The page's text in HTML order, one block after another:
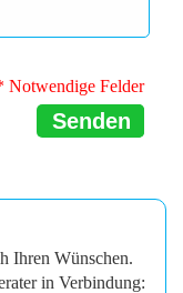
Notwendige Felder
Senden
Ihren Wünschen.
in Verbindung: